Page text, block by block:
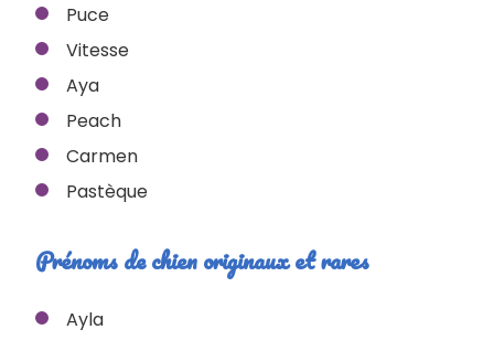
Puce
Vitesse
Aya
Peach
Carmen
Pastèque
Prénoms de chien originaux et rares
Ayla